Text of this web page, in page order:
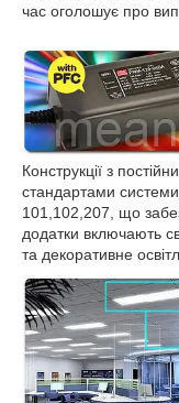
час оголошує про
Конструкції з
стандартами
101,102,207, що
додатки включають
та декоративне